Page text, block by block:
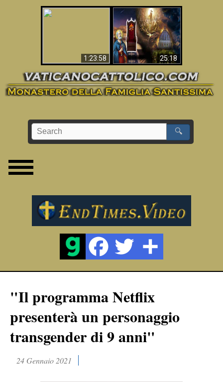
1:23:58 25:18
La Bibbia ha previsto
70 anni senza Papa?
🔍
"Il programma Netflix
presenterà un personaggio
transgender di 9 anni"
24 Gennaio 2021